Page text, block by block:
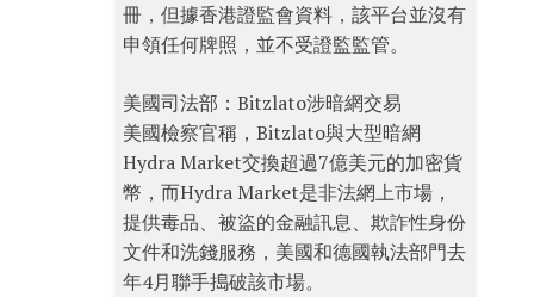
冊，但據香港證監會資料，該平台並沒有
申領任何牌照，並不受證監監管。
美國司法部：Bitzlato涉暗網交易
美國檢察官稱，Bitzlato與大型暗網
Hydra Market交換超過7億美元的加密貨
幣，而Hydra Market是非法網上市場，
提供毒品、被盜的金融訊息、欺詐性身份
文件和洗錢服務，美國和德國執法部門去
年4月聯手搗破該市場。